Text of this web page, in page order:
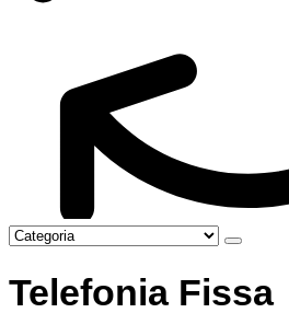
Telefonia Fissa